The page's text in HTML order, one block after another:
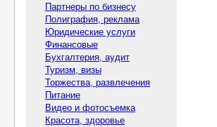
Партнеры по бизнесу
Полиграфия, реклама
Юридические услуги
Финансовые
Бухгалтерия, аудит
Туризм, визы
Торжества, развлечения
Питание
Видео и фотосъемка
Красота, здоровье